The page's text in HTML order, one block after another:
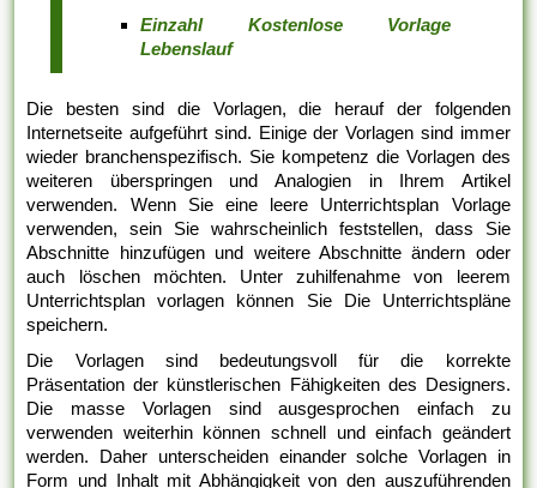
Einzahl Kostenlose Vorlage
Lebenslauf
Die besten sind die Vorlagen, die herauf der folgenden
Internetseite aufgeführt sind. Einige der Vorlagen sind immer
wieder branchenspezifisch. Sie kompetenz die Vorlagen des
weiteren überspringen und Analogien in Ihrem Artikel
verwenden. Wenn Sie eine leere Unterrichtsplan Vorlage
verwenden, sein Sie wahrscheinlich feststellen, dass Sie
Abschnitte hinzufügen und weitere Abschnitte ändern oder
auch löschen möchten. Unter zuhilfenahme von leerem
Unterrichtsplan vorlagen können Sie Die Unterrichtspläne
speichern.
Die Vorlagen sind bedeutungsvoll für die korrekte
Präsentation der künstlerischen Fähigkeiten des Designers.
Die masse Vorlagen sind ausgesprochen einfach zu
verwenden weiterhin können schnell und einfach geändert
werden. Daher unterscheiden einander solche Vorlagen in
Form und Inhalt mit Abhängigkeit von den auszuführenden